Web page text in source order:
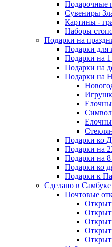
Подарочные
Сувениры
Картины -
Наборы
Подарки на
Подарки для
Подарки на 1
Подарки на
Подарки на
Подарки ко
Подарки на
Подарки на 8
Подарки ко
Подарки к
Сделано в Самбуке
Почтовые